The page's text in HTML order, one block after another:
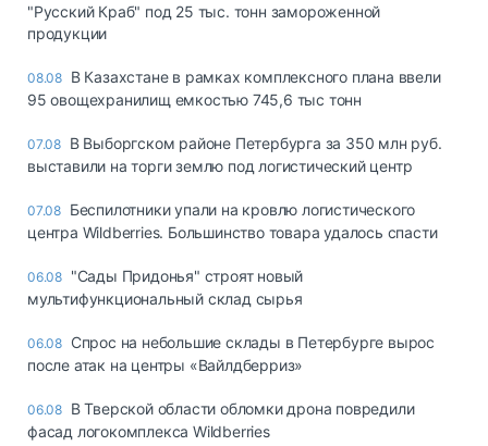
"Русский Краб" под 25 тыс. тонн замороженной
продукции
08.08 В Казахстане в рамках комплексного плана ввели
95 овощехранилищ емкостью 745,6 тыс тонн
07.08 В Выборгском районе Петербурга за 350 млн руб.
выставили на торги землю под логистический центр
07.08 Беспилотники упали на кровлю логистического
центра Wildberries. Большинство товара удалось спасти
06.08 "Сады Придонья" строят новый
мультифункциональный склад сырья
06.08 Спрос на небольшие склады в Петербурге вырос
после атак на центры «Вайлдберриз»
06.08 В Тверской области обломки дрона повредили
фасад логокомплекса Wildberries